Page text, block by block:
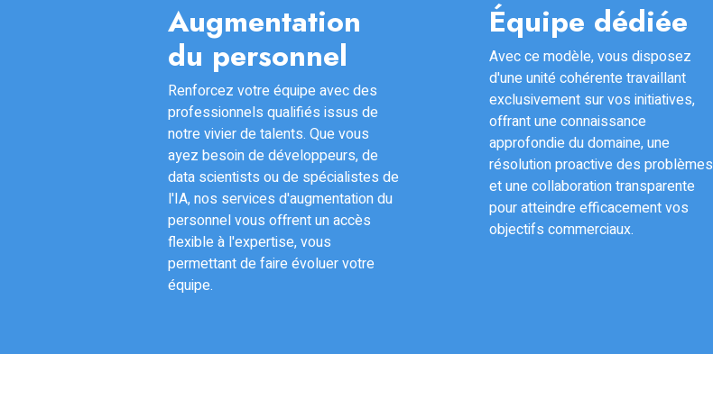
Augmentation
du personnel
Renforcez votre équipe avec des
professionnels qualifiés issus de
notre vivier de talents. Que vous
ayez besoin de développeurs, de
data scientists ou de spécialistes de
l'IA, nos services d'augmentation du
personnel vous offrent un accès
flexible à l'expertise, vous
permettant de faire évoluer votre
équipe.
Équipe dédiée
Avec ce modèle, vous disposez
d'une unité cohérente travaillant
exclusivement sur vos initiatives,
offrant une connaissance
approfondie du domaine, une
résolution proactive des problèmes
et une collaboration transparente
pour atteindre efficacement vos
objectifs commerciaux.